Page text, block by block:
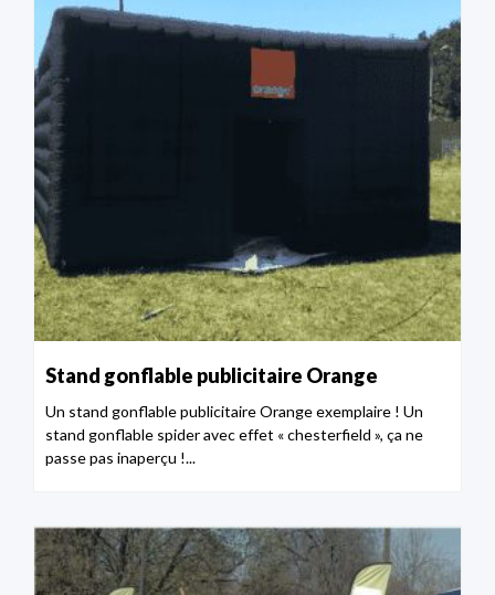
Stand gonflable publicitaire Orange
Un stand gonflable publicitaire Orange exemplaire ! Un
stand gonflable spider avec effet « chesterfield », ça ne
passe pas inaperçu !...